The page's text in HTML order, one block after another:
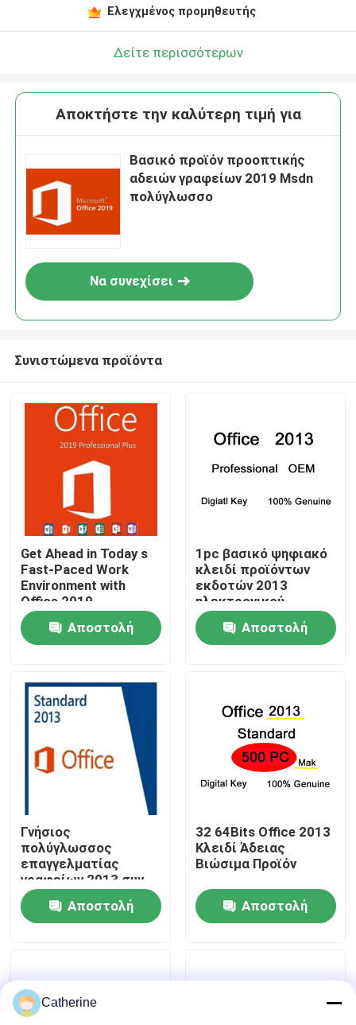
Σπίτι
Προϊόντα
Σχετικά με εμάς
Έλεγχος ποιότητας
Επικοινωνήστε μαζί μας
Ειδήσεις
Ζητήστε μια προσφορά
επαγγελματίας γραφείων 2021 συν
Ελεγχμένος προμηθευτής
Δείτε περισσότερων
Αποκτήστε την καλύτερη τιμή για
Βασικό προϊόν προοπτικής
αδειών γραφείων 2019 Msdn
πολύγλωσσο
Να συνεχίσει
Συνιστώμενα προϊόντα
Get Ahead in Today s
Fast-Paced Work
Environment with
Office 2019
Professional Plus
Αποστολή
1pc βασικό ψηφιακό
κλειδί προϊόντων
εκδοτών 2013
ηλεκτρονικού
ταχυδρομείου αδειών
του Office 2013
Αποστολή
Γνήσιος
πολύγλωσσος
επαγγελματίας
γραφείων 2013 συν
το κλειδί 50 PC
προϊόντωνΑποστολή
32 64Bits Office 2013
Κλειδί Άδειας
Βιώσιμα Προϊόν
Αποστολή
Catherine